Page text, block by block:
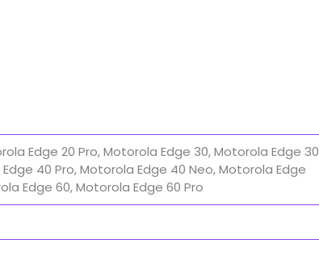
Edge 20 Pro, Motorola Edge 30, Motorola Edge 30
40 Pro, Motorola Edge 40 Neo, Motorola Edge
Edge 60, Motorola Edge 60 Pro